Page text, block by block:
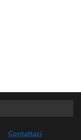
Contattaci